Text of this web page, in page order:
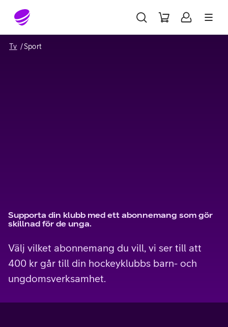
Gå till sidans innehåll
Tv Sport
Supporta din klubb med ett abonnemang som gör
skillnad för de unga.
Välj vilket abonnemang du vill, vi ser till att
400 kr går till din hockeyklubbs barn- och
ungdomsverksamhet.